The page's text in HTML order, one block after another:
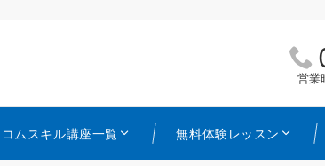
営業
コムスキル講座一覧 無料体験レッスン